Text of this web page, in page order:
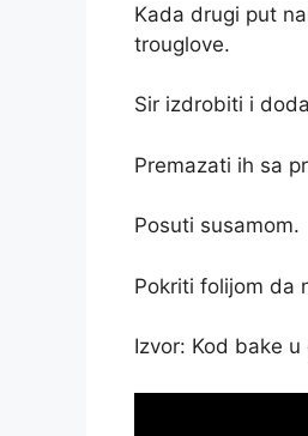
Kada drugi put
trouglove.
Sir izdrobiti i
Premazati ih sa
Posuti susamom.
Pokriti folijom da
Izvor: Kod bake u